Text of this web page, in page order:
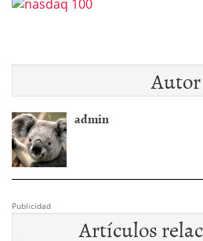
Autor
admin
Publicidad
Artículos